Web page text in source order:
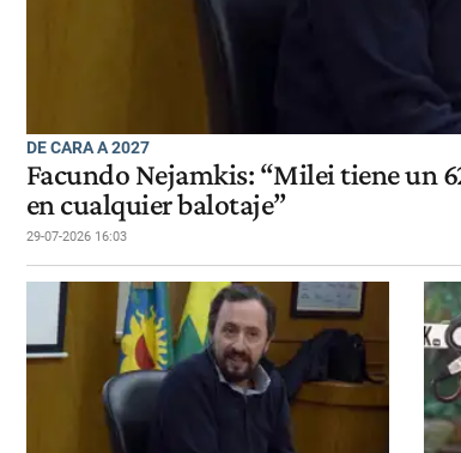
DE CARA A 2027
Facundo Nejamkis: “Milei tiene un
en cualquier balotaje”
29-07-2026 16:03